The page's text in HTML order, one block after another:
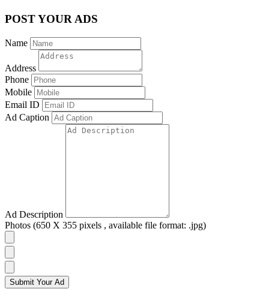
POST YOUR ADS
Name
Address
Phone
Mobile
Email ID
Ad Caption
Ad Description
Photos (650 X 355 pixels , available file format: .jpg)
Submit Your Ad